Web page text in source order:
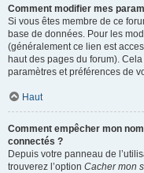
Comment modifier mes
Si vous êtes membre de ce
base de données. Pour les
(généralement ce lien est
haut des pages du forum).
paramètres et préférences de
Haut
Comment empêcher mon
connectés ?
Depuis votre panneau de
trouverez l’option Cacher mon